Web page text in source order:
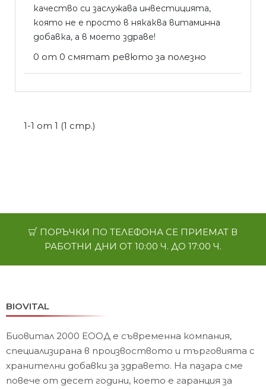
качество си заслужава инвестицията,
която не е просто в някаква витаминна
добавка, а в моето здраве!
0 от 0 смятат ревюто за полезно
1-1 от 1 (1 стр.)
ПОРЪЧКИ ПО ТЕЛЕФОНА СЕ ПРИЕМАТ В
РАБОТНИ ДНИ ОТ 10:00 Ч. ДО 17:00 Ч.
BIOVITAL
Биовитал 2000 ЕООД е съвременна компания,
специализирана в произвоството и търговията с
хранителни добавки за здравето. На пазара сме
повече от десет години, което е гаранция за